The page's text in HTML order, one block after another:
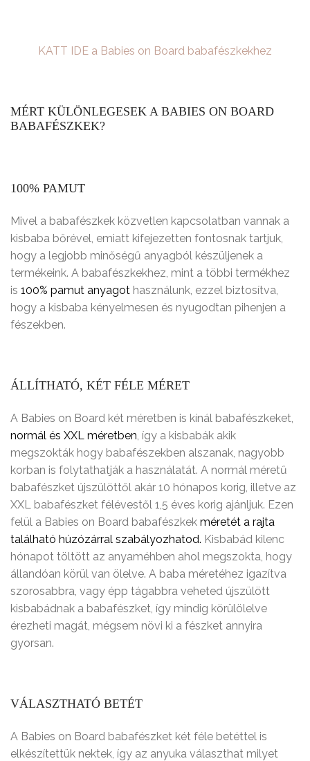
KATT IDE a Babies on Board babafészkekhez
MÉRT KÜLÖNLEGESEK A BABIES ON BOARD
BABAFÉSZKEK?
100% PAMUT
Mivel a babafészkek közvetlen kapcsolatban vannak a
kisbaba bőrével, emiatt kifejezetten fontosnak tartjuk,
hogy a legjobb minőségű anyagból készüljenek a
termékeink. A babafészkekhez, mint a többi termékhez
is 100% pamut anyagot használunk, ezzel biztosítva,
hogy a kisbaba kényelmesen és nyugodtan pihenjen a
fészekben.
ÁLLÍTHATÓ, KÉT FÉLE MÉRET
A Babies on Board két méretben is kínál babafészkeket,
normál és XXL méretben, így a kisbabák akik
megszokták hogy babafészekben alszanak, nagyobb
korban is folytathatják a használatát. A normál méretű
babafészket újszülöttől akár 10 hónapos korig, illetve az
XXL babafészket félévestől 1,5 éves korig ajánljuk. Ezen
felül a Babies on Board babafészkek méretét a rajta
található húzózárral szabályozhatod. Kisbabád kilenc
hónapot töltött az anyaméhben ahol megszokta, hogy
állandóan körül van ölelve. A baba méretéhez igazítva
szorosabbra, vagy épp tágabbra veheted újszülött
kisbabádnak a babafészket, így mindig körülölelve
érezheti magát, mégsem növi ki a fészket annyira
gyorsan.
VÁLASZTHATÓ BETÉT
A Babies on Board babafészket két féle betéttel is
elkészítettük nektek, így az anyuka választhat milyet